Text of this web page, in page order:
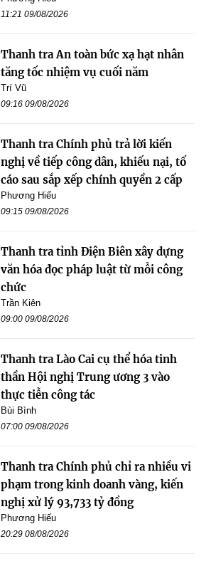
11:21 09/08/2026
Thanh tra An toàn bức xạ hạt nhân
tăng tốc nhiệm vụ cuối năm
Trí Vũ
09:16 09/08/2026
Thanh tra Chính phủ trả lời kiến
nghị về tiếp công dân, khiếu nại, tố
cáo sau sắp xếp chính quyền 2 cấp
Phương Hiếu
09:15 09/08/2026
Thanh tra tỉnh Điện Biên xây dựng
văn hóa đọc pháp luật từ mỗi công
chức
Trần Kiên
09:00 09/08/2026
Thanh tra Lào Cai cụ thể hóa tinh
thần Hội nghị Trung ương 3 vào
thực tiễn công tác
Bùi Bình
07:00 09/08/2026
Thanh tra Chính phủ chỉ ra nhiều vi
phạm trong kinh doanh vàng, kiến
nghị xử lý 93,733 tỷ đồng
Phương Hiếu
20:29 08/08/2026